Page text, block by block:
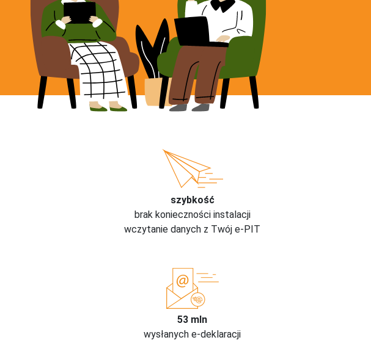
szybkość
brak konieczności instalacji
wczytanie danych z Twój e-PIT
53 mln
wysłanych e-deklaracji